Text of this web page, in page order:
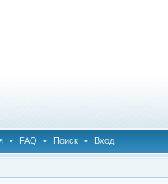
• FAQ • Поиск • Вход